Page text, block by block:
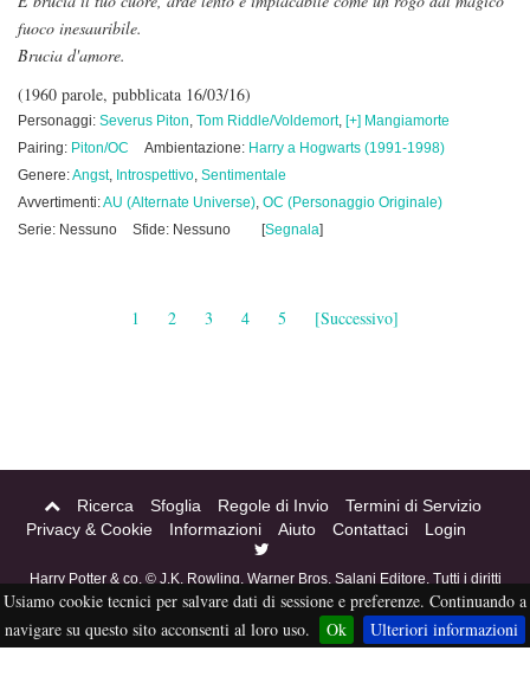
fuoco inesauribile.
Brucia d'amore.
(1960 parole, pubblicata 16/03/16)
Personaggi: Severus Piton, Tom Riddle/Voldemort, [+] Mangiamorte
Pairing: Piton/OC Ambientazione: Harry a Hogwarts (1991-1998)
Genere:Angst, Introspettivo, Sentimentale
Avvertimenti:AU (Alternate Universe), OC (Personaggio Originale)
Serie: Nessuno
Sfide: Nessuno [Segnala]
1 2 3 4 5 [Successivo]
Ricerca Sfoglia Regole di Invio
Termini di Servizio
Privacy & Cookie
Informazioni Aiuto Contattaci Login
Harry Potter & co. © J.K. Rowling, Warner Bros, Salani Editore. Tutti i diritti
riservati. Acciofanfiction © 2004-2016. Questo sito non è a scopo di lucro,
tutti i materiali in esso contenuti sono stati creati per puro divertimento, e
sono proprietà dei rispettivi autori, non pubblicabili altrove senza esplicito
Usiamo cookie tecnici per salvare dati di sessione e preferenze. Continuando a
navigare su questo sito acconsenti al loro uso.
Ok Ulteriori informazioni